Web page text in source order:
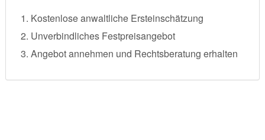
Kostenlose anwaltliche Ersteinschätzung
Unverbindliches Festpreisangebot
Angebot annehmen und Rechtsberatung erhalten